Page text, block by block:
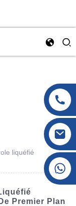
liquéfié
Premier Plan